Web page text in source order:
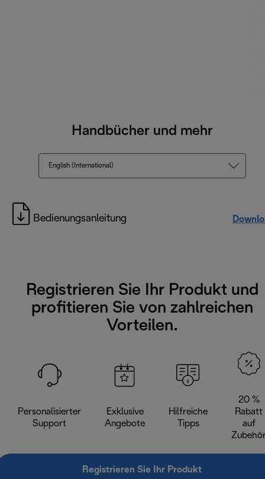
Handbücher und mehr
English (International)
Bedienungsanleitung
Registrieren Sie Ihr Produkt und
profitieren Sie von zahlreichen
Vorteilen.
Personalisierter
Support
Exklusive
Angebote
Hilfreiche
Tipps
20 %
Rabatt
auf
Registrieren Sie Ihr Produkt